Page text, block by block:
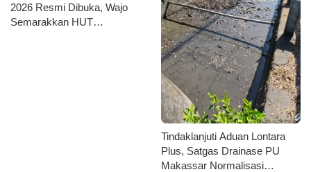
2026 Resmi Dibuka, Wajo
Semarakkan HUT
Tindaklanjuti Aduan Lontara
Plus, Satgas Drainase PU
Makassar Normalisasi